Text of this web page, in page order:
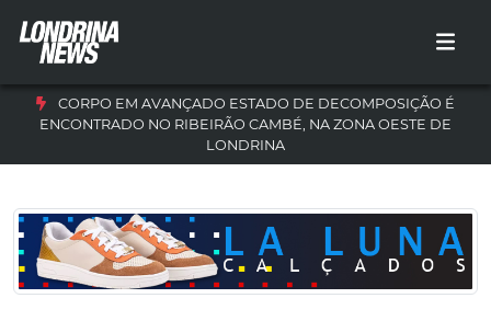
CORPO EM AVANÇADO ESTADO DE DECOMPOSIÇÃO É
ENCONTRADO NO RIBEIRÃO CAMBÉ, NA ZONA OESTE DE
LONDRINA